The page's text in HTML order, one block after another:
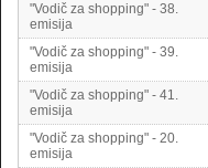
"Vodič za shopping" - 38.
emisija
"Vodič za shopping" - 39.
emisija
"Vodič za shopping" - 41.
emisija
"Vodič za shopping" - 20.
emisija